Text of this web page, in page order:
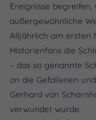
Ereignisse
außergewöhnliche
Alljährlich am ersten
Historienfans die
– das so genannte
an die Gefallenen
Gerhard von
verwundet wurde.